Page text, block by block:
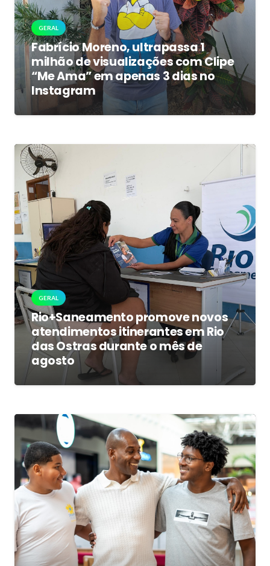
GERAL
Fabrício Moreno, ultrapassa 1
milhão de visualizações com Clipe
“Me Ama” em apenas 3 dias no
Instagram
GERAL
Rio+Saneamento promove novos
atendimentos itinerantes em Rio
das Ostras durante o mês de
agosto